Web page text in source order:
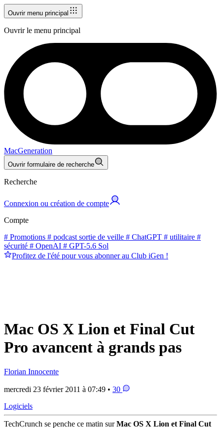
Ouvrir menu principal
Ouvrir le menu principal
MacGeneration
Ouvrir formulaire de recherche
Recherche
Connexion ou création de compte
Compte
# Promotions # podcast sortie de veille # ChatGPT # utilitaire #
sécurité # OpenAI # GPT-5.6 Sol
Profitez de l'été pour vous abonner au Club iGen !
Mac OS X Lion et Final Cut
Pro avancent à grands pas
Florian Innocente
mercredi 23 février 2011 à 07:49 • 30
Logiciels
TechCrunch se penche ce matin surMac OS X Lion et Final Cut